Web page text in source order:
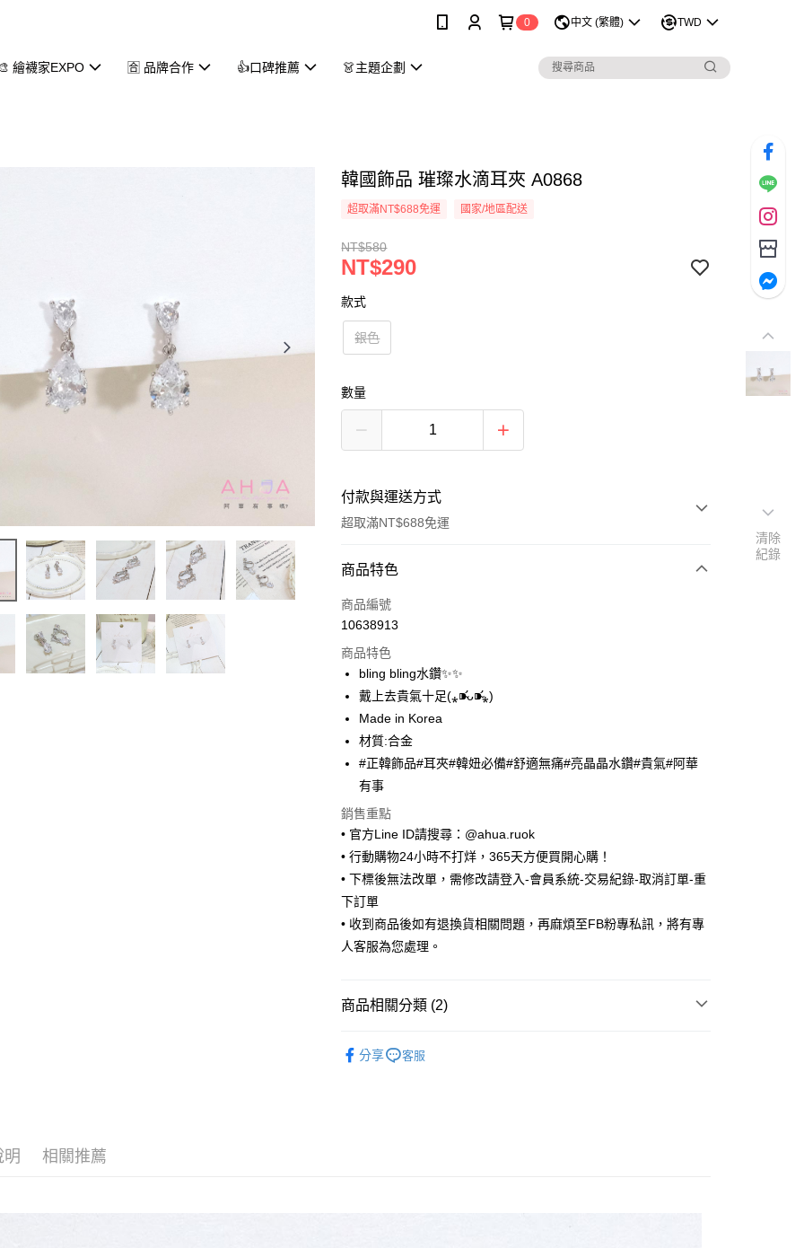
0 中文 (繁體) TWD
繪襪家EXPO 🈴 品牌合作 👍口碑推薦 👗主題企劃
韓國飾品 璀璨水滴耳夾 A0868
超取滿NT$688免運 國家/地區配送
NT$580
NT$290
款式
銀色
數量
付款與運送方式
超取滿NT$688免運
付款方式
信用卡一次付款
LINE Pay
Apple Pay
街口支付
悠遊付
運送方式
全家取貨付款
每筆NT$65，滿NT$688(含以上)免運費
付款後全家取貨
7-11取貨付款
付款後7-11取貨
商品特色
商品編號
10638913
商品特色
bling bling水鑽✨✨
戴上去貴氣十足(⁎⁍̴̛ᴗ⁍̴̛⁎)
Made in Korea
材質:合金
#正韓飾品#耳夾#韓妞必備#舒適無痛#亮晶晶水鑽#貴氣#阿華
有事
銷售重點
• 官方Line ID請搜尋：@ahua.ruok
• 行動購物24小時不打烊，365天方便買開心購！
• 下標後無法改單，需修改請登入-會員系統-交易紀錄-取消訂單-重
下訂單
• 收到商品後如有退換貨相關問題，再麻煩至FB粉專私訊，將有專
人客服為您處理。
商品相關分類 (2)
分享 客服
明 相關推薦
清除
紀錄